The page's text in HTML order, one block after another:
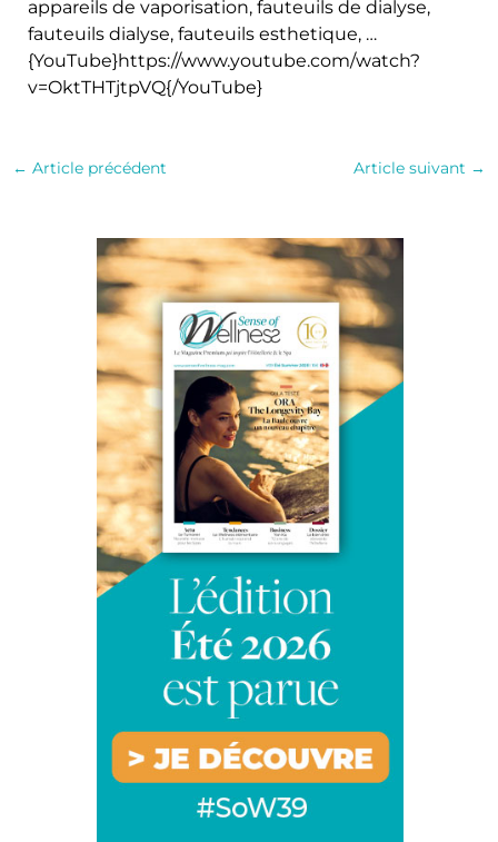
appareils de vaporisation, fauteuils de dialyse,
fauteuils dialyse, fauteuils esthetique, …
{YouTube}https://www.youtube.com/watch?
v=OktTHTjtpVQ{/YouTube}
← Article précédent Article suivant →